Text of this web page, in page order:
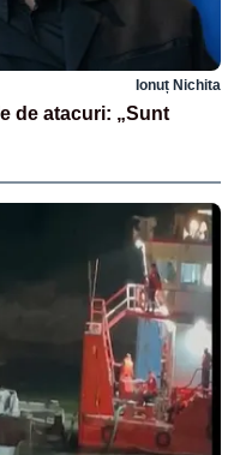
Ionuț Nichita
de atacuri: „Sunt